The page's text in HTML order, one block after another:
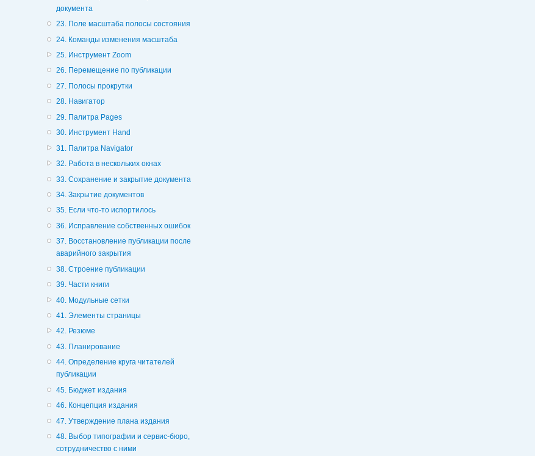
документа
23. Поле масштаба полосы состояния
24. Команды изменения масштаба
25. Инструмент Zoom
26. Перемещение по публикации
27. Полосы прокрутки
28. Навигатор
29. Палитра Pages
30. Инструмент Hand
31. Палитра Navigator
32. Работа в нескольких окнах
33. Сохранение и закрытие документа
34. Закрытие документов
35. Если что-то испортилось
36. Исправление собственных ошибок
37. Восстановление публикации после
аварийного закрытия
38. Строение публикации
39. Части книги
40. Модульные сетки
41. Элементы страницы
42. Резюме
43. Планирование
44. Определение круга читателей
публикации
45. Бюджет издания
46. Концепция издания
47. Утверждение плана издания
48. Выбор типографии и сервис-бюро,
сотрудничество с ними